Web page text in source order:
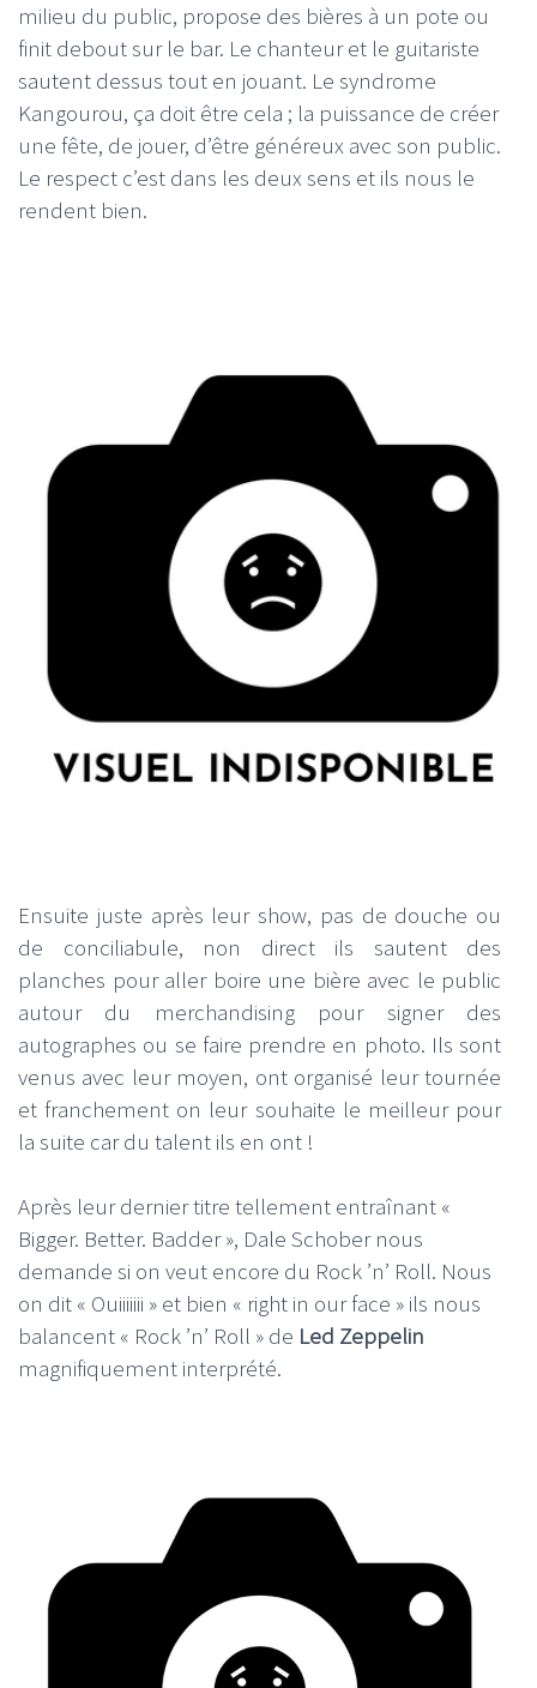
milieu du public, propose des bières à un pote ou
finit debout sur le bar. Le chanteur et le guitariste
sautent dessus tout en jouant. Le syndrome
Kangourou, ça doit être cela ; la puissance de créer
une fête, de jouer, d’être généreux avec son public.
Le respect c’est dans les deux sens et ils nous le
rendent bien.
Ensuite juste après leur show, pas de douche ou
de conciliabule, non direct ils sautent des
planches pour aller boire une bière avec le public
autour du merchandising pour signer des
autographes ou se faire prendre en photo. Ils sont
venus avec leur moyen, ont organisé leur tournée
et franchement on leur souhaite le meilleur pour
la suite car du talent ils en ont !
Après leur dernier titre tellement entraînant «
Bigger. Better. Badder », Dale Schober nous
demande si on veut encore du Rock ’n’ Roll. Nous
on dit « Ouiiiiiii » et bien « right in our face » ils nous
balancent « Rock ’n’ Roll » de Led Zeppelin
magnifiquement interprété.